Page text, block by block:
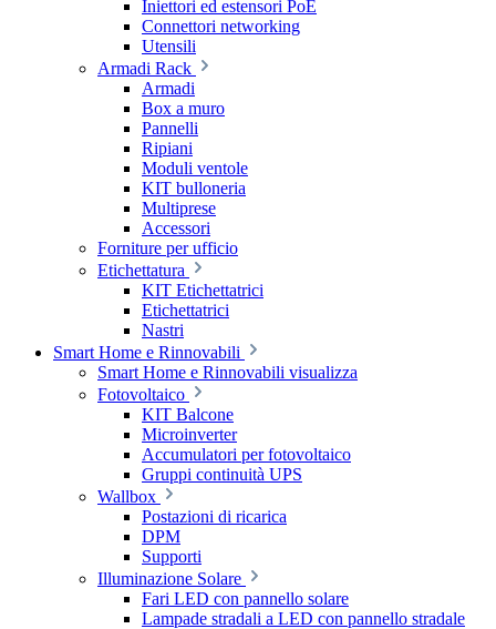
Iniettori ed estensori PoE
Connettori networking
Utensili
Armadi Rack
Armadi
Box a muro
Pannelli
Ripiani
Moduli ventole
KIT bulloneria
Multiprese
Accessori
Forniture per ufficio
Etichettatura
KIT Etichettatrici
Etichettatrici
Nastri
Smart Home e Rinnovabili
Smart Home e Rinnovabili visualizza
Fotovoltaico
KIT Balcone
Microinverter
Accumulatori per fotovoltaico
Gruppi continuità UPS
Wallbox
Postazioni di ricarica
DPM
Supporti
Illuminazione Solare
Fari LED con pannello solare
Lampade stradali a LED con pannello stradale